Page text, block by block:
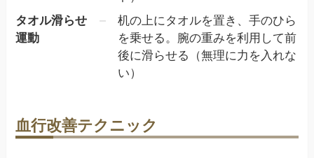
タオル滑らせ
運動
机の上にタオルを置き、手のひら
を乗せる。腕の重みを利用して前
後に滑らせる（無理に力を入れな
い）
血行改善テクニック